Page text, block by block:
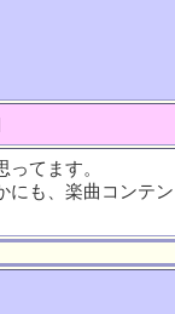
てます。
にも、楽曲コンテン